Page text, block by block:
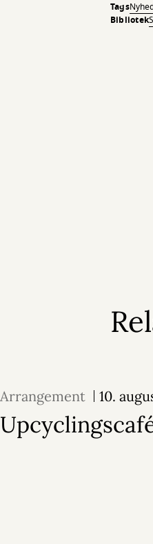
Tags
Bibliotek
Arrangement 10.